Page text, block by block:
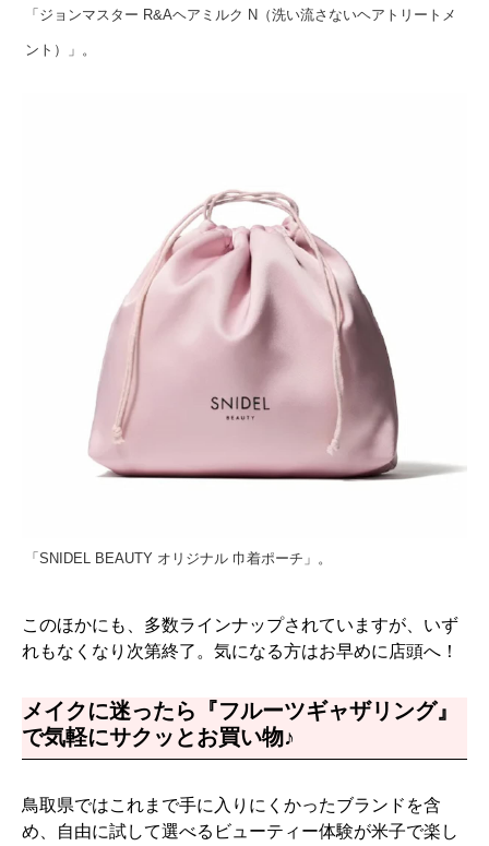
「ジョンマスター R&Aヘアミルク N（洗い流さないヘアトリートメ
ント）」。
「SNIDEL BEAUTY オリジナル 巾着ポーチ」。
このほかにも、多数ラインナップされていますが、いず
れもなくなり次第終了。気になる方はお早めに店頭へ！
メイクに迷ったら『フルーツギャザリング』
で気軽にサクッとお買い物♪
鳥取県ではこれまで手に入りにくかったブランドを含
め、自由に試して選べるビューティー体験が米子で楽し